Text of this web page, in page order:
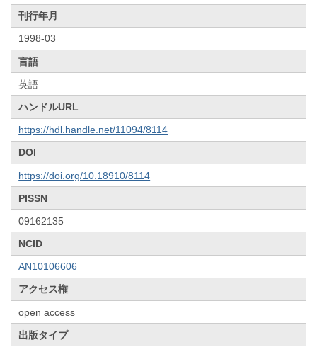
刊行年月
1998-03
言語
英語
ハンドルURL
https://hdl.handle.net/11094/8114
DOI
https://doi.org/10.18910/8114
PISSN
09162135
NCID
AN10106606
アクセス権
open access
出版タイプ